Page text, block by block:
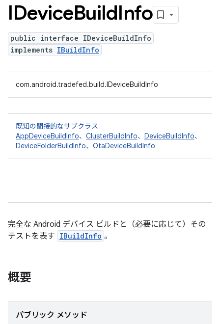
IDeviceBuildInfo
public interface IDeviceBuildInfo
implements IBuildInfo
com.android.tradefed.build.IDeviceBuildInfo
既知の間接的なサブクラス
AppDeviceBuildInfo、 ClusterBuildInfo、 DeviceBuildInfo、
DeviceFolderBuildInfo、 OtaDeviceBuildInfo
完全な Android デバイス ビルドと（必要に応じて）その
テストを表す IBuildInfo 。
概要
パブリック メソッド